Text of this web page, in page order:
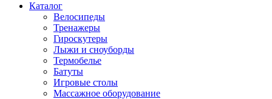
Каталог
Велосипеды
Тренажеры
Гироскутеры
Лыжи и сноуборды
Термобелье
Батуты
Игровые столы
Массажное оборудование